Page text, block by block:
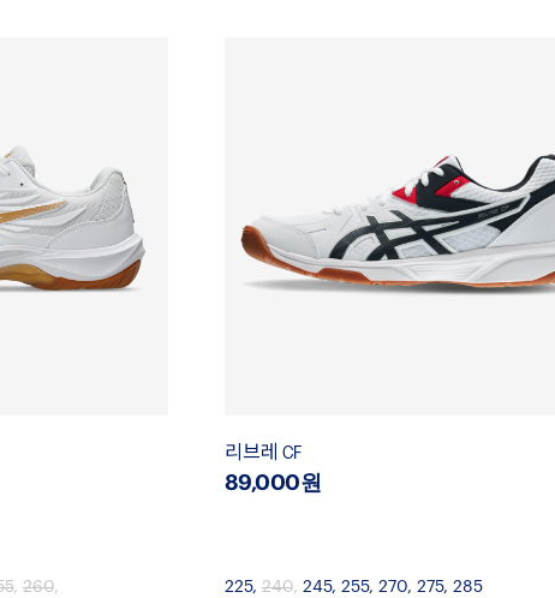
, 260,
리브레 CF
89,000원
225,240, 245, 255, 270, 275, 285